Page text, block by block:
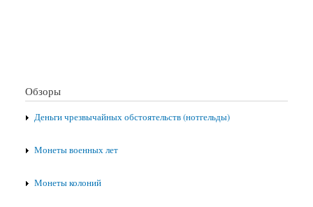
Обзоры
Деньги чрезвычайных обстоятельств (нотгельды)
Монеты военных лет
Монеты колоний